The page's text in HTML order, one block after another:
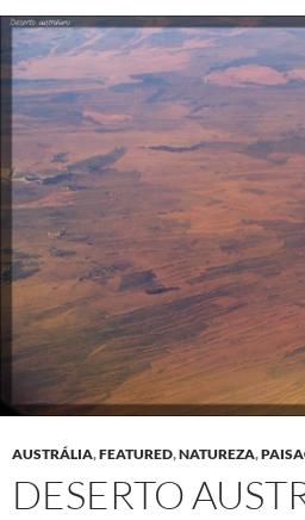
AUSTRÁLIA,FEATURED,NATUREZA,
DESERTO